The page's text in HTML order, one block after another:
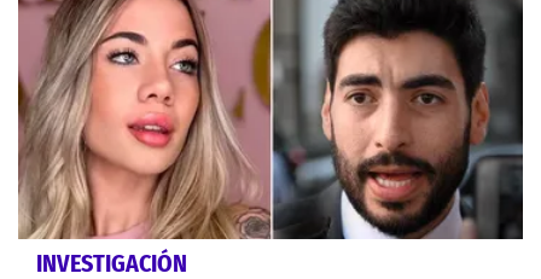
INVESTIGACIÓN